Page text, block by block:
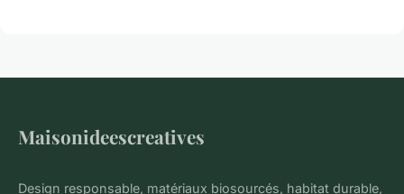
Maisonideescreatives
Design responsable, matériaux biosourcés, habitat durable,